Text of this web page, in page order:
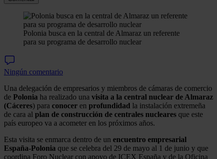
Polonia busca en la central de Almaraz un referente
para su programa de desarrollo nuclear
Ningún comentario
Una delegación de empresarios y miembros de cámaras de comercio
de Polonia ha realizado una visita a la central nuclear de Almaraz
(Cáceres) para conocer en profundidad la instalación extremeña
de cara al plan de construcción de centrales nucleares que este
país europeo va a acometer en los próximos años.
Esta visita se enmarca dentro de un encuentro empresarial
España-Polonia que se celebra del 29 de mayo al 1 de junio y que
coordina Foro Nuclear con apoyo de ICEX España y de la Oficina